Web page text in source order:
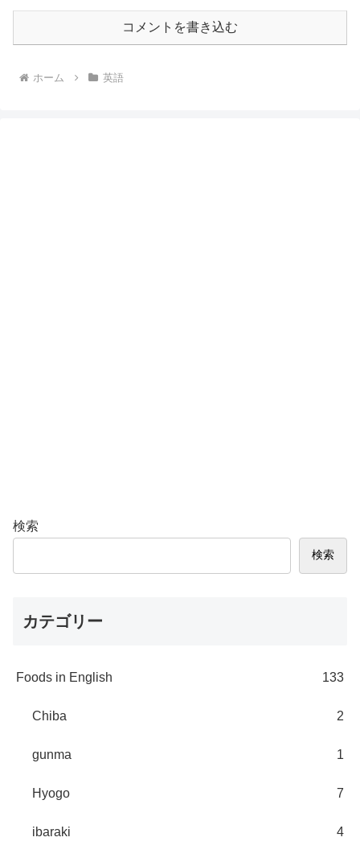
コメントを書き込む
ホーム 英語
検索
検索
カテゴリー
Foods in English 133
Chiba 2
gunma 1
Hyogo 7
ibaraki 4